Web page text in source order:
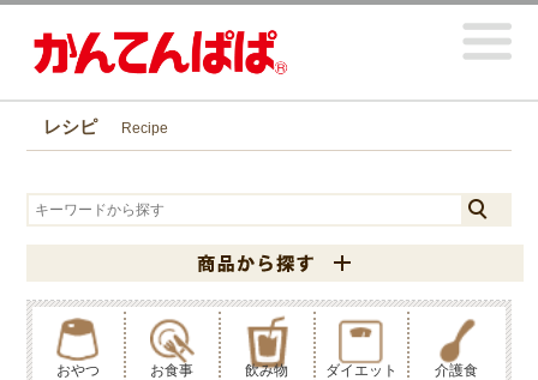
レシピ Recipe
おやつ お食事 飲み物 ダイエット 介護食